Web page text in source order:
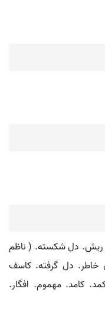
ریش. دل شکسته. ( ناظم
خاطر. دل گرفته. کاسف
کامد. مهموم. افگار.